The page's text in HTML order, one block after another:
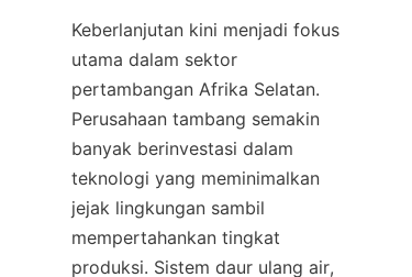
Keberlanjutan kini menjadi fokus
utama dalam sektor
pertambangan Afrika Selatan.
Perusahaan tambang semakin
banyak berinvestasi dalam
teknologi yang meminimalkan
jejak lingkungan sambil
mempertahankan tingkat
produksi. Sistem daur ulang air,